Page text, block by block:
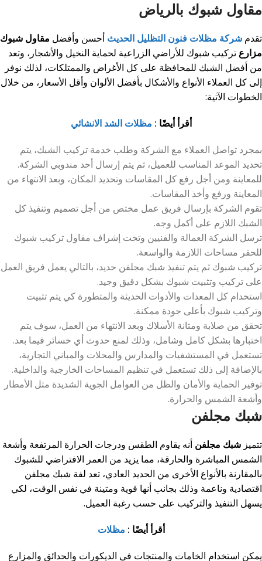
مقاول شبوك بالرياض
تقدم شركة مظلات فنون التظليل الحديث أحسن وأفضل مقاول شبوك
مزارع تركيب شبوك للأراضي الزراعية لحماية النخيل والأشجار، وتعد
من أفضل الشبك للمحافظة على كل الأغراض والممتلكات، لذلك نوفر
إلى كل العملاء الأنواع والأشكال بأفضل الألوان وأقل الأسعار، من خلال
الخطوات الآتية:
أقرأ أيضًا : مظلات الشد الانشائي
بمجرد تواصل العملاء مع الشركة وطلب خدمة تركيب الشبك، يتم
تحديد الموعد المناسب للعميل، ثم يتم إرسال أحد مندوبي الشركة.
للمعاينة ومن أجل رفع كل المقاسات وتحديد المكان، وبعد الانتهاء من
المعاينة ورفع وأخذ المقاسات.
تقوم الشركة بإرسال فريق عمل مختص من أجل تصميم وتنفيذ كل
الشبك اللازم على أكمل وجه.
ترسل الشركة العمالة والفنيين وتحت إشراف مقاول تركيب شبوك
للحفر مساحات اللازمة والواسعة.
تركيب شبوك ثم يتم تنفيذ شبك مجلفن حديد، بالتالي يعمل فريق العمل
على تركيب وتثبيت شبوك بشكل دقيق وجيد.
استخدام كل المعدات والأدوات الحديثة والمتطورة كي يتم تثبيت
وتركيب شبوك بأعلى جودة ممكنة.
تحقق من صلابة ومتانة الأسلاك وبعد الانتهاء من العمل، سوف يتم
اختبارها بشكل كامل وشامل، وذلك لمنع حدوث أي خسائر فيما بعد.
تستعمل في المستشفيات والمدارس والمحلات والمباني التجارية،
بالإضافة إلى ذلك تستعمل في تنظيم المساحات الخارجية والداخلية.
توفير الحماية والأمان والظل من العوامل الجوية الشديدة مثل الأمطار
وأشعة الشمس والحرارة.
شبك مجلفن
تتميز شبك مجلفن أنه يقاوم الطقس ودرجات الحرارة المرتفعة وأشعة
الشمس المباشرة والحارقة، مما يزيد من العمر الافتراضي للشبوك
بالمقارنة بالأنواع الأخرى من الحديد العادي، تعد لفة شبك مجلفن
اقتصادية وناعمة وذلك بجانب أنها قوية ومتينة في نفس الوقت، لكي
يسهل التنفيذ والتركيب على حسب رغبة العميل.
أقرأ أيضًا : مظلات
يمكن استخدام الخامات والمنتجات في الديكورات والحدائق والمزارع